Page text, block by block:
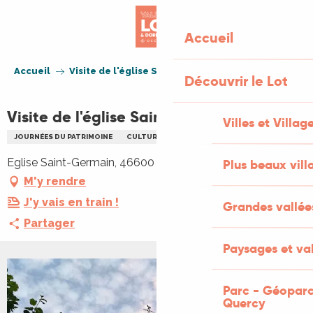
Accueil
Découvrir le Lot
Villes et
Plus beaux
Grandes
Paysages et
Parc -
Quercy
Accueil Visite de l'église Saint Germain
Visite de l'église Saint Germain
JOURNÉES DU PATRIMOINE CULTURELLE
Eglise Saint-Germain, 46600 Creysse
M'y rendre
J'y vais en train !
Partager